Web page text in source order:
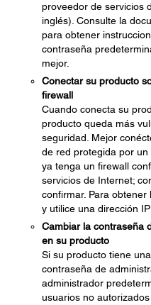
proveedor de servicios
inglés). Consulte la
para obtener
contraseña
mejor.
Conectar su producto
firewall
Cuando conecta su
producto queda más
seguridad. Mejor
de red protegida por
ya tenga un firewall
servicios de Internet;
confirmar. Para
y utilice una dirección
Cambiar la contraseña
en su producto
Si su producto tiene
contraseña de
administrador
usuarios no